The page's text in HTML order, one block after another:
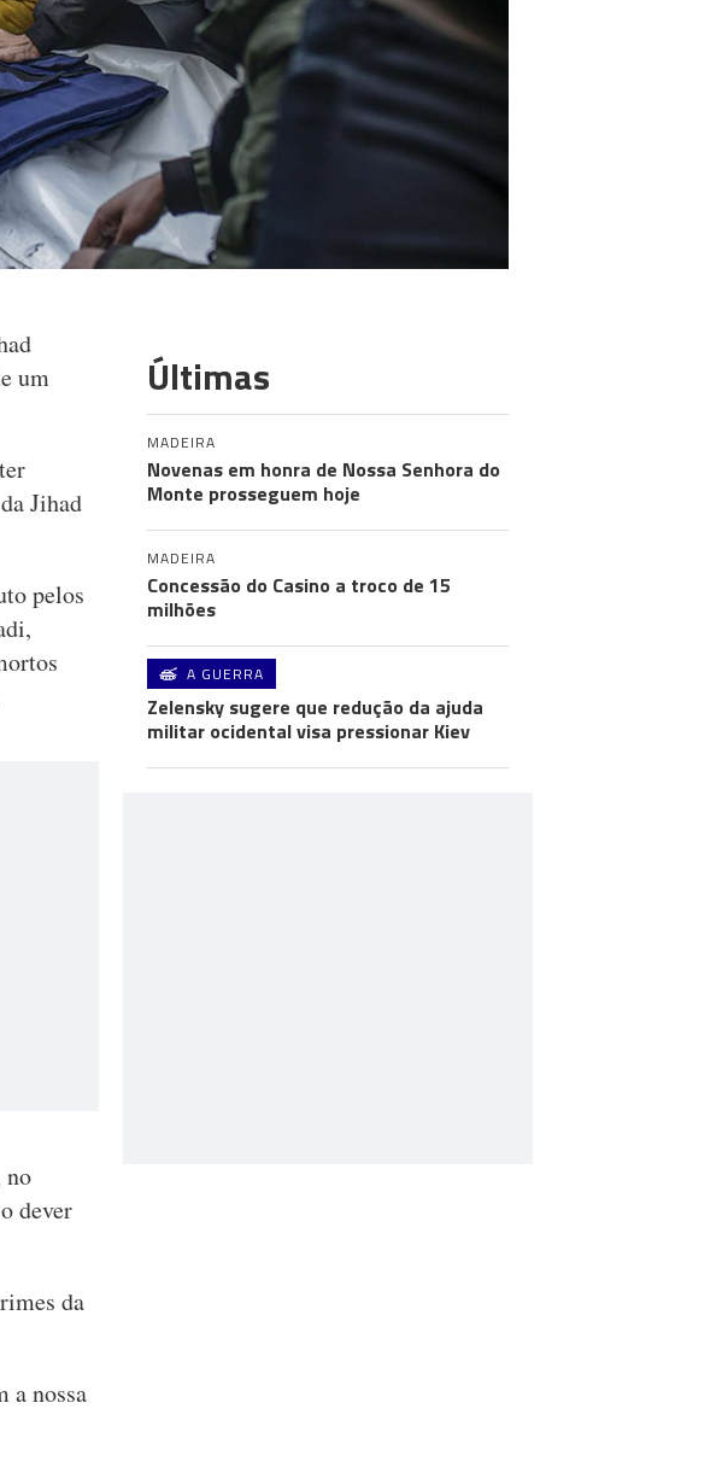
um
Jihad
pelos
no
dever
da
a nossa
Últimas
MADEIRA
Novenas em honra de Nossa Senhora do
Monte prosseguem hoje
MADEIRA
Concessão do Casino a troco de 15
milhões
A GUERRA
Zelensky sugere que redução da ajuda
militar ocidental visa pressionar Kiev